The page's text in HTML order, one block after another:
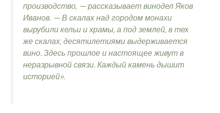
производство, — рассказывает винодел Яков
Иванов. — В скалах над городом монахи
вырубили кельи и храмы, а под землей, в тех
же скалах, десятилетиями выдерживается
вино. Здесь прошлое и настоящее живут в
неразрывной связи. Каждый камень дышит
историей».